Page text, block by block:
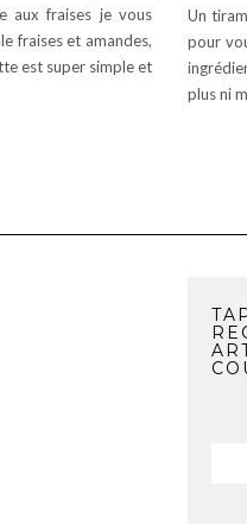
aux fraises je vous
fraises et amandes,
est super simple et
Un
pour
plus ni